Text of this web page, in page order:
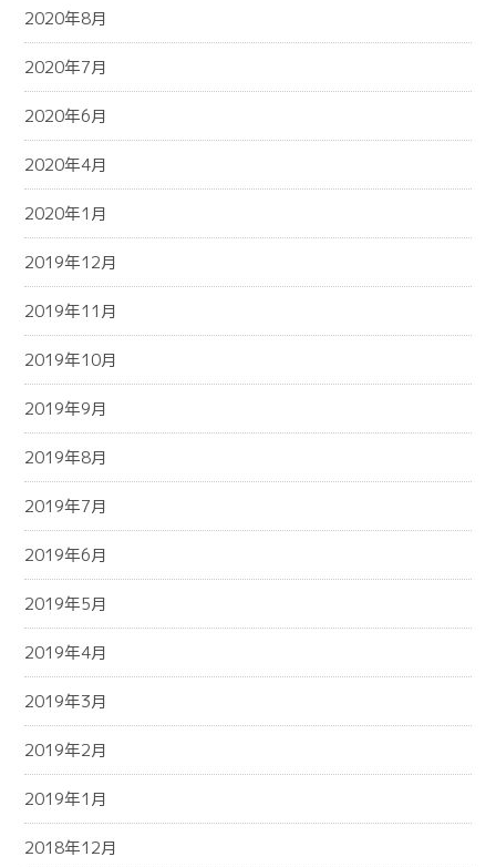
2020年8月
2020年7月
2020年6月
2020年4月
2020年1月
2019年12月
2019年11月
2019年10月
2019年9月
2019年8月
2019年7月
2019年6月
2019年5月
2019年4月
2019年3月
2019年2月
2019年1月
2018年12月